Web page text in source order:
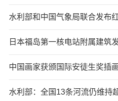
水利部和中国气象局联合发布
日本福岛第一核电站附属建筑
中国画家获颁国际安徒生奖插
水利部：全国13条河流仍维持